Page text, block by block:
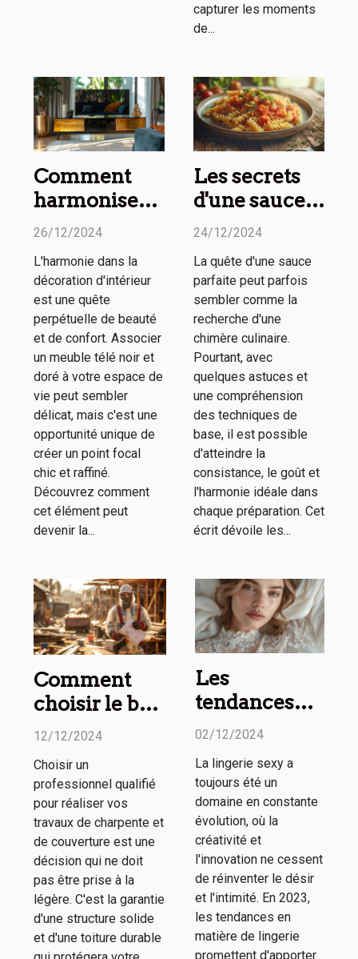
capturer les moments
de...
Comment
harmoniser
un meuble
doré avec
votre décor
26/12/2024
L'harmonie dans la
décoration d'intérieur
est une quête
perpétuelle de beauté
et de confort. Associer
un meuble télé noir et
doré à votre espace de
vie peut sembler
délicat, mais c'est une
opportunité unique de
créer un point focal
chic et raffiné.
Découvrez comment
cet élément peut
devenir la...
Les secrets
d'une sauce
parfaite à
24/12/2024
La quête d'une sauce
parfaite peut parfois
sembler comme la
recherche d'une
chimère culinaire.
Pourtant, avec
quelques astuces et
une compréhension
des techniques de
base, il est possible
d'atteindre la
consistance, le goût et
l'harmonie idéale dans
chaque préparation. Cet
écrit dévoile les...
Comment
choisir le bon
professionnel
travaux de
charpente et
couverture
12/12/2024
Choisir un
professionnel qualifié
pour réaliser vos
travaux de charpente et
de couverture est une
décision qui ne doit
pas être prise à la
légère. C'est la garantie
d'une structure solide
et d'une toiture durable
Les
tendances
2023 en
lingerie sexy
: Styles et
nouveautés
02/12/2024
La lingerie sexy a
toujours été un
domaine en constante
évolution, où la
créativité et
l'innovation ne cessent
de réinventer le désir
et l'intimité. En 2023,
les tendances en
matière de lingerie
promettent d'apporter